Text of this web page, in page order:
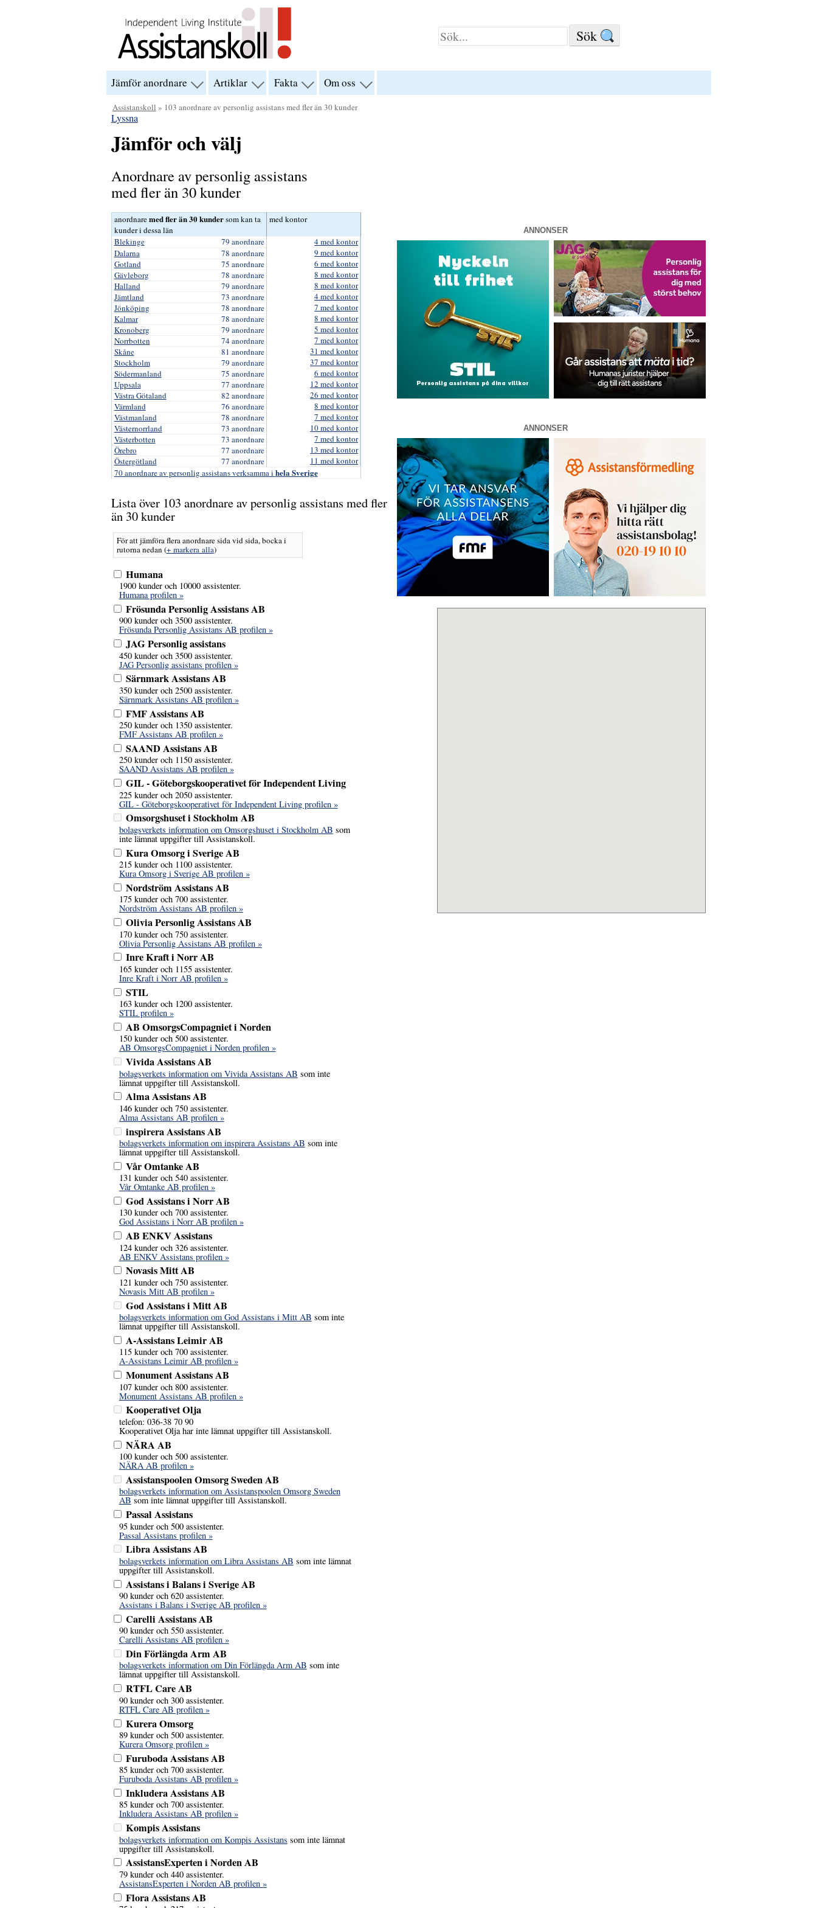
Jämför anordnare
visa
menyn
för
Artiklar visa
menyn
för
Fakta visa
menyn
för
Om oss
visa
menyn
Assistanskoll » 103 anordnare av personlig assistans med fler än 30 kunder
Lyssna
Jämför och välj
Anordnare av personlig assistans
med fler än 30 kunder
anordnaremed fler än 30 kundersom kan ta
kunder i dessa län
med kontor
Blekinge 79 anordnare
4 med kontor
Dalarna
78 anordnare
9 med kontor
Gotland
75 anordnare
6 med kontor
Gävleborg
78 anordnare
8 med kontor
Halland
79 anordnare
8 med kontor
Jämtland
73 anordnare
4 med kontor
Jönköping
78 anordnare
7 med kontor
Kalmar
78 anordnare
8 med kontor
Kronoberg
79 anordnare
5 med kontor
Norrbotten
74 anordnare
7 med kontor
Skåne
81 anordnare
31 med kontor
Stockholm
79 anordnare
37 med kontor
Södermanland
75 anordnare
6 med kontor
Uppsala
77 anordnare
12 med kontor
Västra Götaland
82 anordnare
26 med kontor
Värmland
76 anordnare
8 med kontor
Västmanland
78 anordnare
7 med kontor
Västernorrland
73 anordnare
10 med kontor
Västerbotten
73 anordnare
7 med kontor
Örebro
77 anordnare
13 med kontor
Östergötland
77 anordnare
11 med kontor
70 anordnare av personlig assistans verksamma i hela Sverige
ANNONSER
ANNONSER
Lista över 103 anordnare av personlig assistans med fler
än 30 kunder
För att jämföra flera anordnare sida vid sida, bocka i
rutorna nedan (+ markera alla)
Humana
1900 kunder och 10000 assistenter.
Humana profilen »
Frösunda Personlig Assistans AB
900 kunder och 3500 assistenter.
Frösunda Personlig Assistans AB profilen »
JAG Personlig assistans
450 kunder och 3500 assistenter.
JAG Personlig assistans profilen »
Särnmark Assistans AB
350 kunder och 2500 assistenter.
Särnmark Assistans AB profilen »
FMF Assistans AB
250 kunder och 1350 assistenter.
FMF Assistans AB profilen »
SAAND Assistans AB
250 kunder och 1150 assistenter.
SAAND Assistans AB profilen »
GIL - Göteborgskooperativet för Independent Living
225 kunder och 2050 assistenter.
GIL - Göteborgskooperativet för Independent Living profilen »
Omsorgshuset i Stockholm AB
bolagsverkets information om Omsorgshuset i Stockholm AB som
inte lämnat uppgifter till Assistanskoll.
Kura Omsorg i Sverige AB
215 kunder och 1100 assistenter.
Kura Omsorg i Sverige AB profilen »
Nordström Assistans AB
175 kunder och 700 assistenter.
Nordström Assistans AB profilen »
Olivia Personlig Assistans AB
170 kunder och 750 assistenter.
Olivia Personlig Assistans AB profilen »
Inre Kraft i Norr AB
165 kunder och 1155 assistenter.
Inre Kraft i Norr AB profilen »
STIL
163 kunder och 1200 assistenter.
STIL profilen »
AB OmsorgsCompagniet i Norden
150 kunder och 500 assistenter.
AB OmsorgsCompagniet i Norden profilen »
Vivida Assistans AB
bolagsverkets information om Vivida Assistans AB som inte
lämnat uppgifter till Assistanskoll.
Alma Assistans AB
146 kunder och 750 assistenter.
Alma Assistans AB profilen »
inspirera Assistans AB
bolagsverkets information om inspirera Assistans AB som inte
lämnat uppgifter till Assistanskoll.
Vår Omtanke AB
131 kunder och 540 assistenter.
Vår Omtanke AB profilen »
God Assistans i Norr AB
130 kunder och 700 assistenter.
God Assistans i Norr AB profilen »
AB ENKV Assistans
124 kunder och 326 assistenter.
AB ENKV Assistans profilen »
Novasis Mitt AB
121 kunder och 750 assistenter.
Novasis Mitt AB profilen »
God Assistans i Mitt AB
bolagsverkets information om God Assistans i Mitt AB som inte
lämnat uppgifter till Assistanskoll.
A-Assistans Leimir AB
115 kunder och 700 assistenter.
A-Assistans Leimir AB profilen »
Monument Assistans AB
107 kunder och 800 assistenter.
Monument Assistans AB profilen »
Kooperativet Olja
telefon: 036-38 70 90
Kooperativet Olja har inte lämnat uppgifter till Assistanskoll.
NÄRA AB
100 kunder och 500 assistenter.
NÄRA AB profilen »
Assistanspoolen Omsorg Sweden AB
bolagsverkets information om Assistanspoolen Omsorg Sweden
AB som inte lämnat uppgifter till Assistanskoll.
Passal Assistans
95 kunder och 500 assistenter.
Passal Assistans profilen »
Libra Assistans AB
bolagsverkets information om Libra Assistans AB som inte lämnat
uppgifter till Assistanskoll.
Assistans i Balans i Sverige AB
90 kunder och 620 assistenter.
Assistans i Balans i Sverige AB profilen »
Carelli Assistans AB
90 kunder och 550 assistenter.
Carelli Assistans AB profilen »
Din Förlängda Arm AB
bolagsverkets information om Din Förlängda Arm AB som inte
lämnat uppgifter till Assistanskoll.
RTFL Care AB
90 kunder och 300 assistenter.
RTFL Care AB profilen »
Kurera Omsorg
89 kunder och 500 assistenter.
Kurera Omsorg profilen »
Furuboda Assistans AB
85 kunder och 700 assistenter.
Furuboda Assistans AB profilen »
Inkludera Assistans AB
85 kunder och 700 assistenter.
Inkludera Assistans AB profilen »
Kompis Assistans
bolagsverkets information om Kompis Assistans som inte lämnat
uppgifter till Assistanskoll.
AssistansExperten i Norden AB
79 kunder och 440 assistenter.
AssistansExperten i Norden AB profilen »
Flora Assistans AB